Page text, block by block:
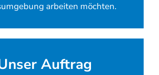
arbeiten möchten.
Auftrag